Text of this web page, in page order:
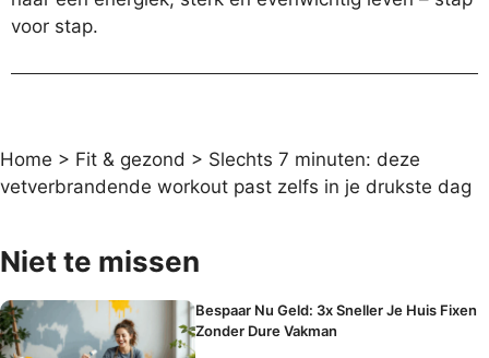
voor stap.
Home > Fit & gezond > Slechts 7 minuten: deze
vetverbrandende workout past zelfs in je drukste dag
Niet te missen
Bespaar Nu Geld: 3x Sneller Je Huis Fixen
Zonder Dure Vakman